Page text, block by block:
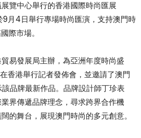
覽中心舉行的香港國際時尚匯展
9月4日舉行專場時尚匯演，支持澳門時
際市場。
易發展局主辦，為亞洲年度時尚盛
香港舉行記者發佈會，並邀請了澳門
品牌最新作品。品牌設計師丁珍表
界傳遞品牌理念，尋求跨界合作機
的舞台，展現澳門時尚的多元創意。